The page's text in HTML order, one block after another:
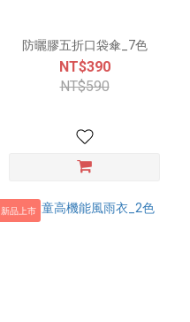
防曬膠五折口袋傘_7色
NT$390
NT$590
新品上市